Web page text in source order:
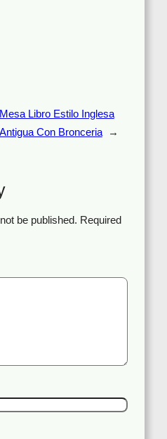
Mesa Libro Estilo Inglesa
Antigua Con Bronceria
→
be published. Required